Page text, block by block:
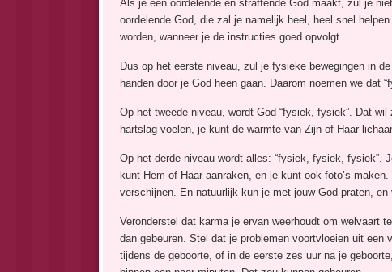
Als je een oordelende en straffende God maakt, zul je
oordelende God, die zal je namelijk heel, heel snel
worden, wanneer je de instructies goed opvolgt.
Dus op het eerste niveau, zul je fysieke bewegingen in
handen door je God heen gaan. Daarom noemen we
Op het tweede niveau, wordt God “fysiek, fysiek”. Dat
hartslag voelen, je kunt de warmte van Zijn of Haar
Op het derde niveau wordt alles: “fysiek, fysiek, fysiek”.
kunt Hem of Haar aanraken, en je kunt ook foto’s
verschijnen. En natuurlijk kun je met jouw God praten,
Veronderstel dat karma je ervan weerhoudt om welvaart
dan gebeuren. Stel dat je problemen voortvloeien uit
tijdens de geboorte, of in de eerste zes uur na je